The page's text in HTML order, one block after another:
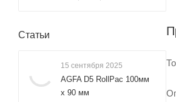
Статьи
15 сентября 2025
AGFA D5 RollPac 100мм
х 90 мм